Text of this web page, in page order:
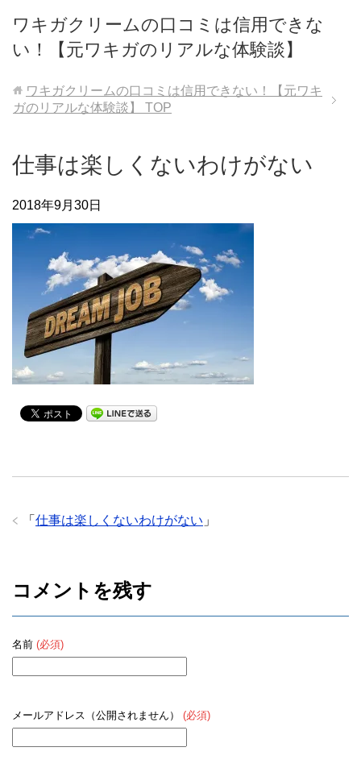
ワキガクリームの口コミは信用できな
い！【元ワキガのリアルな体験談】
ワキガクリームの口コミは信用できない！【元ワキ
ガのリアルな体験談】
TOP
仕事は楽しくないわけがない
2018年9月30日
「 仕事は楽しくないわけがない 」
コメントを残す
名前 (必須)
メールアドレス（公開されません） (必須)